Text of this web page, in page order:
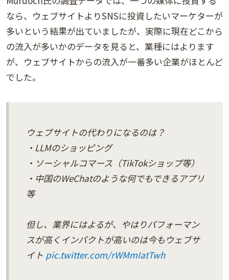
なら、ウェブサイトよりSNSに投資したいマーケターが
多いという結果が出ていましたが、実際に現在どこから
の流入が多いかのデータを見ると、業種にはよります
が、ウェブサイトからの流入が一番多い企業がほとんど
でした。
ウェブサイトの代わりになるのは？
・LLMのショッピング
・ソーシャルコマース（TikTokショップ等）
・中国のWeChatのような何でもできるアプリ
等
但し、業界にはよるが、やはりパフォーマン
スが高くインパクトが高いのは今もウェブサ
イト pic.twitter.com/rWMmIatTwh